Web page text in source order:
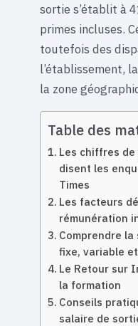
sortie s’établit à
primes incluses.
toutefois des
l’établissement,
la zone
Table des
Les chiffres
disent les
Times
Les facteurs
rémunération
Comprendre
fixe, variable
Le Retour sur
la formation
Conseils
salaire de